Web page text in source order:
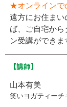
★オンラインで
遠方にお住ま
ば、ご自宅か
ン受講ができま
【講師】
山本有美
笑いヨガティー